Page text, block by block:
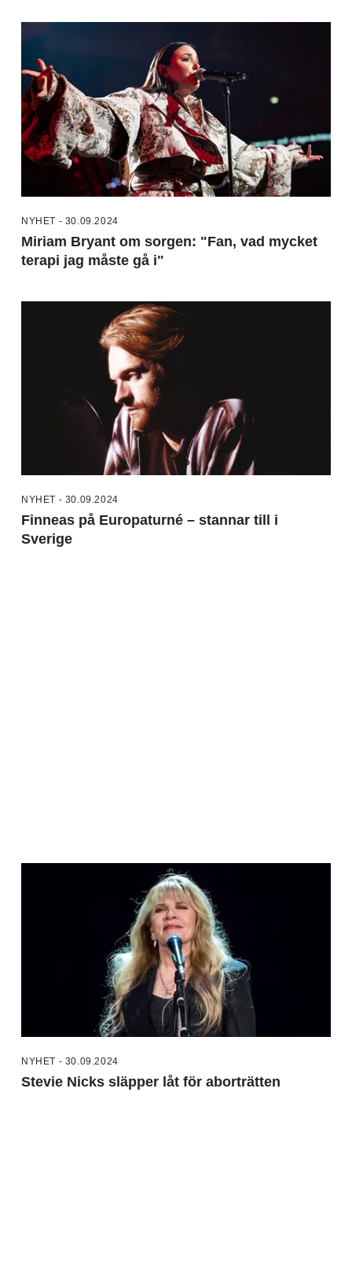
NYHET - 30.09.2024
Miriam Bryant om sorgen: "Fan, vad mycket
terapi jag måste gå i"
NYHET - 30.09.2024
Finneas på Europaturné – stannar till i
Sverige
NYHET - 30.09.2024
Stevie Nicks släpper låt för aborträtten